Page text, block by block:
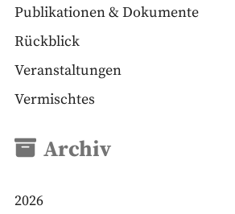
Publikationen & Dokumente
Rückblick
Veranstaltungen
Vermischtes
Archiv
2026